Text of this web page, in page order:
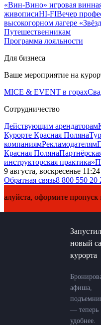
«Вин-Вино» игровая
живописиHI-FIВечер
высокогорном лагере
Путешественникам
Программа лояльности
Для бизнеса
Ваше мероприятие на
MICE & EVENT в горах
Сотрудничество
Действующим арендаторам
Курорте Красная Поляна
компаниямРекламодателям
Красная Поляна
инструкторская практика»
9 августа, воскресенье 11:24
Обратная связь8 800 550 20
оформите пропуск на
новый
курорта
афиша,
— теперь
удобнее.